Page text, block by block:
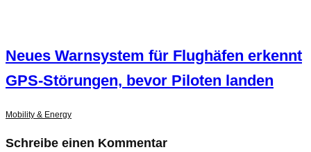
Neues Warnsystem für Flughäfen erkennt
GPS-Störungen, bevor Piloten landen
Mobility & Energy
Schreibe einen Kommentar